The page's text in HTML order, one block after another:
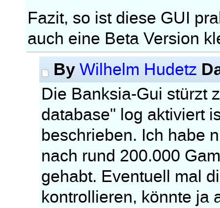
Fazit, so ist diese GUI
auch eine Beta Version
By Wilhelm Hudetz
Die Banksia-Gui stürzt
database" log aktiviert
beschrieben. Ich habe
nach rund 200.000
gehabt. Eventuell mal
kontrollieren, könnte ja